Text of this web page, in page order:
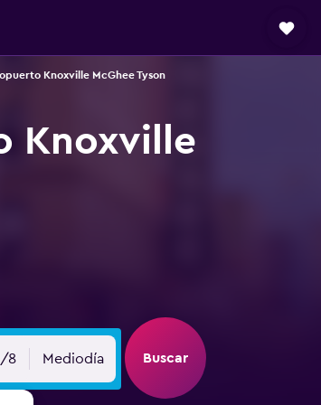
Knoxville McGhee Tyson
Knoxville
8 Mediodía Buscar